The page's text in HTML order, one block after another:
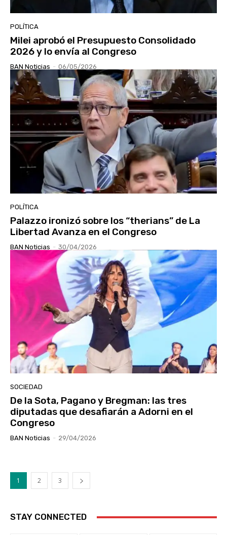
POLÍTICA
Milei aprobó el Presupuesto Consolidado
2026 y lo envía al Congreso
BAN Noticias - 06/05/2026
POLÍTICA
Palazzo ironizó sobre los “therians” de La
Libertad Avanza en el Congreso
BAN Noticias - 30/04/2026
SOCIEDAD
De la Sota, Pagano y Bregman: las tres
diputadas que desafiarán a Adorni en el
Congreso
BAN Noticias - 29/04/2026
1 2 3
STAY CONNECTED